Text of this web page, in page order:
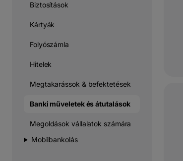
Biztosítások
Kártyák
Folyószámla
Hitelek
Megtakarássok & befektetések
Banki műveletek és átutalások
Megoldások vállalatok számára
Mobilbankolás